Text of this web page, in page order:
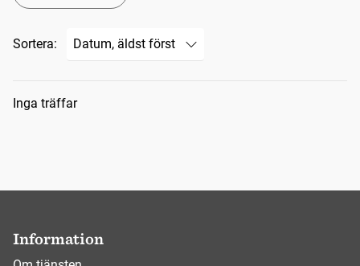
Sortera:
Sökresultat
Inga träffar
Information